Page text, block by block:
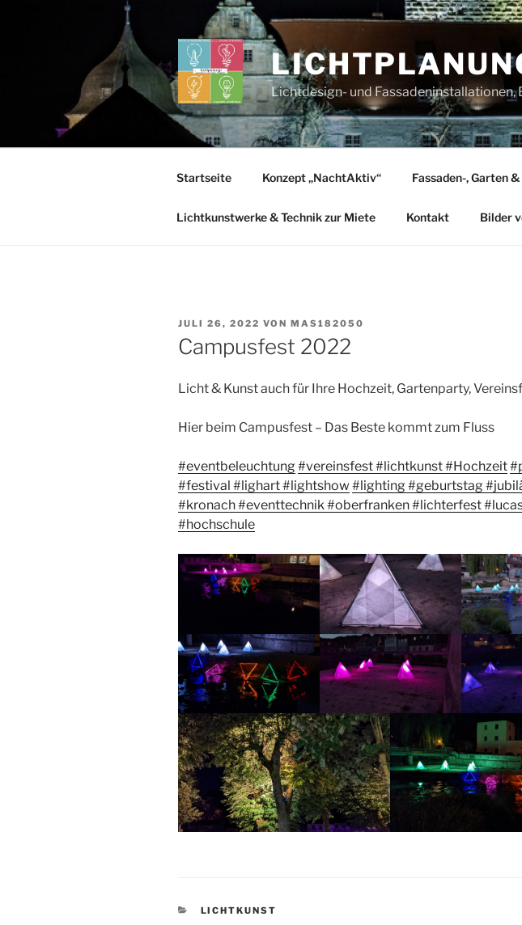
Lichtdesign- und
Startseite Konzept „NachtAktiv“ Fassaden-, Garten
Lichtkunstwerke & Technik zur Miete Kontakt Bilder
VERÖFFENTLICHT
AM
JULI 26, 2022 VON MAS182050
Campusfest 2022
Licht & Kunst auch für Ihre Hochzeit, Gartenparty,
Hier beim Campusfest – Das Beste kommt zum Fluss
#eventbeleuchtung#vereinsfest#lichtkunst#Hochzeit
#festival #lighart#lightshow #lighting#geburtstag
#kronach#eventtechnik#oberfranken#lichterfest
#hochschule
KATEGORIEN
LICHTKUNST